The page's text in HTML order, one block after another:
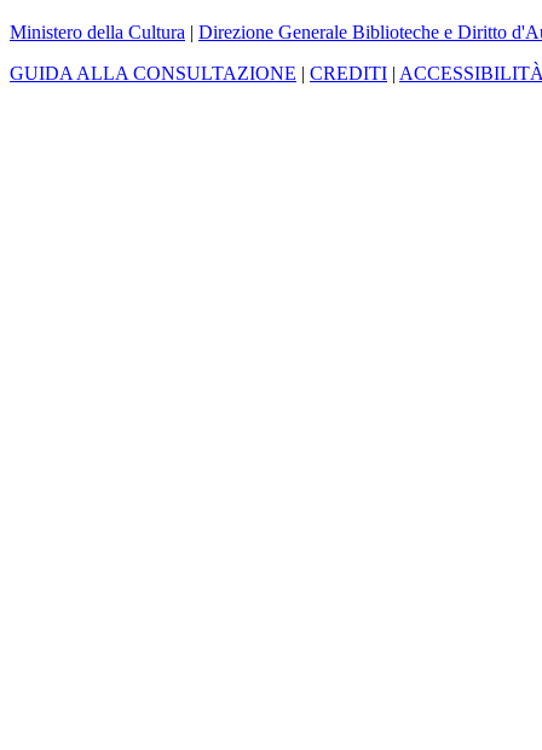
Ministero della Cultura | Direzione Generale Biblioteche e Diritto
GUIDA ALLA CONSULTAZIONE | CREDITI |